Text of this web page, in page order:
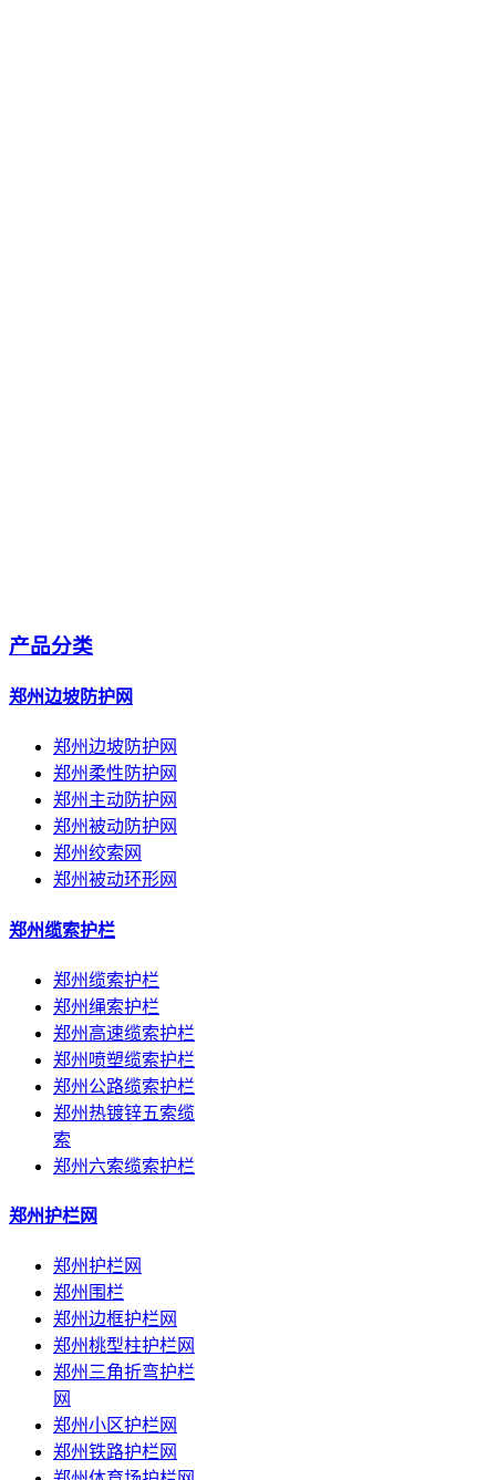
产品分类
郑州边坡防护网
郑州边坡防护网
郑州柔性防护网
郑州主动防护网
郑州被动防护网
郑州绞索网
郑州被动环形网
郑州缆索护栏
郑州缆索护栏
郑州绳索护栏
郑州高速缆索护栏
郑州喷塑缆索护栏
郑州公路缆索护栏
郑州热镀锌五索缆
索
郑州六索缆索护栏
郑州护栏网
郑州护栏网
郑州围栏
郑州边框护栏网
郑州桃型柱护栏网
郑州三角折弯护栏
网
郑州小区护栏网
郑州铁路护栏网